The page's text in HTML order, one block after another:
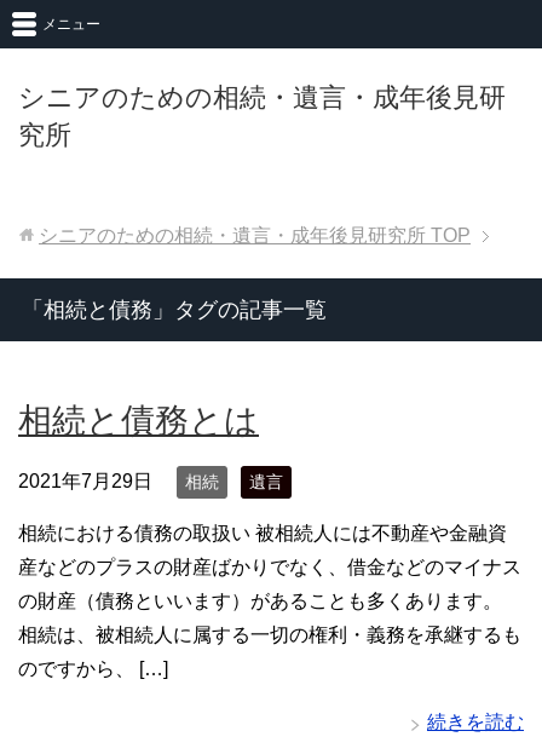
シニアのための相続・遺言・成年後見研
究所
メニュー
シニアのための相続・遺言・成年後見研究所 TOP
「相続と債務」タグの記事一覧
相続と債務とは
2021年7月29日 相続 遺言
相続における債務の取扱い 被相続人には不動産や金融資
産などのプラスの財産ばかりでなく、借金などのマイナス
の財産（債務といいます）があることも多くあります。
相続は、被相続人に属する一切の権利・義務を承継するも
のですから、 […]
続きを読む